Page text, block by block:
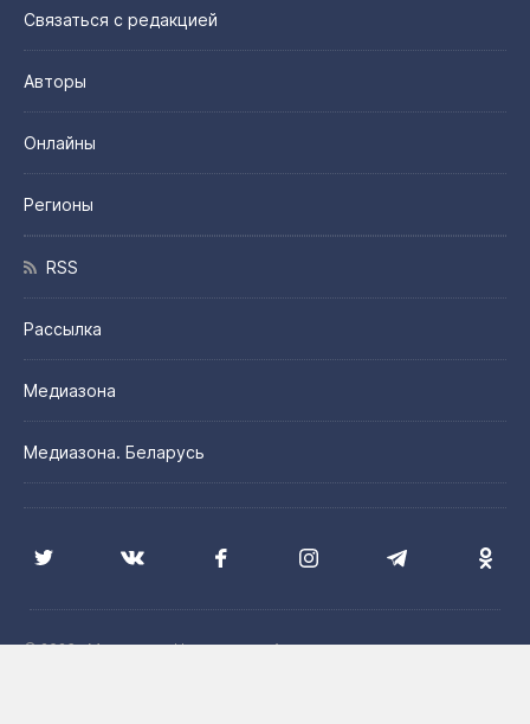
Связаться с редакцией
Авторы
Онлайны
Регионы
RSS
Рассылка
Медиазона
Медиазона. Беларусь
© 2026 «Медиазона Центральная Азия»